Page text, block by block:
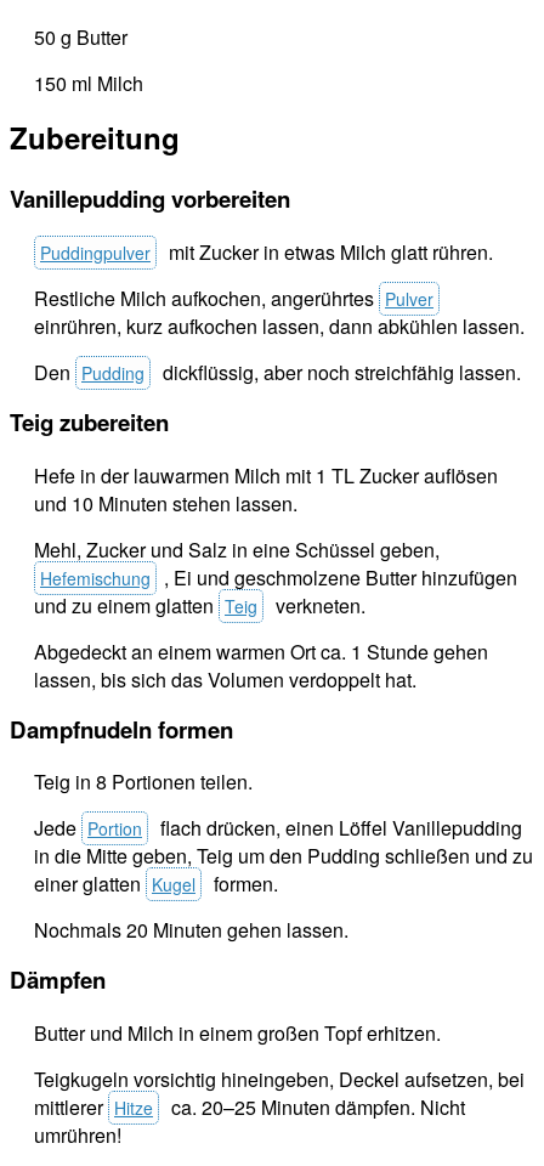
50 g Butter
150 ml Milch
Zubereitung
Vanillepudding vorbereiten
Puddingpulver
mit Zucker in etwas Milch glatt rühren.
Restliche Milch aufkochen, angerührtes Pulver
einrühren, kurz aufkochen lassen, dann abkühlen lassen.
Den Pudding dickflüssig, aber noch streichfähig lassen.
Teig zubereiten
Hefe in der lauwarmen Milch mit 1 TL Zucker auflösen
und 10 Minuten stehen lassen.
Mehl, Zucker und Salz in eine Schüssel geben,
Hefemischung
, Ei und geschmolzene Butter hinzufügen
und zu einem glatten Teig
verkneten.
Abgedeckt an einem warmen Ort ca. 1 Stunde gehen
lassen, bis sich das Volumen verdoppelt hat.
Dampfnudeln formen
Teig in 8 Portionen teilen.
Jede Portion
flach drücken, einen Löffel Vanillepudding
in die Mitte geben, Teig um den Pudding schließen und zu
einer glatten Kugel
formen.
Nochmals 20 Minuten gehen lassen.
Dämpfen
Butter und Milch in einem großen Topf erhitzen.
Teigkugeln vorsichtig hineingeben, Deckel aufsetzen, bei
mittlerer Hitze
ca. 20–25 Minuten dämpfen. Nicht
umrühren!